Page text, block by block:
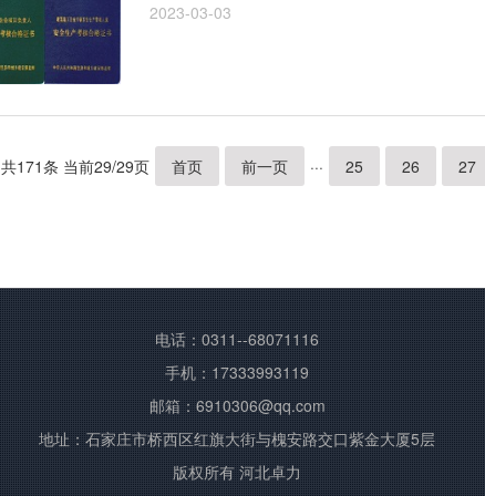
2023-03-03
共171条 当前29/29页 首页 前一页 ··· 25 26 27
电话：0311--68071116
手机：17333993119
邮箱：6910306@qq.com
地址：石家庄市桥西区红旗大街与槐安路交口紫金大厦5层
版权所有 河北卓力